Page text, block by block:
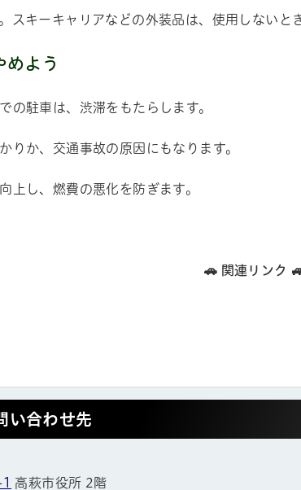
スキーキャリアなどの外装品は、使用しないと
よう
の駐車は、渋滞をもたらします。
りか、交通事故の原因にもなります。
上し、燃費の悪化を防ぎます。
🚗 関連リンク
い合わせ先
高萩市役所 2階